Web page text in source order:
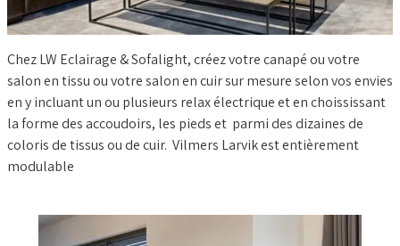
Chez LW Eclairage & Sofalight, créez votre canapé ou votre
salon en tissu ou votre salon en cuir sur mesure selon vos envies
en y incluant un ou plusieurs relax électrique et en choississant
la forme des accoudoirs, les pieds et parmi des dizaines de
coloris de tissus ou de cuir. Vilmers Larvik est entièrement
modulable